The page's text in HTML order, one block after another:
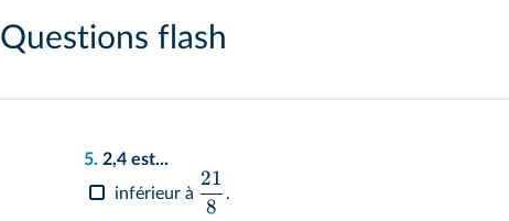
Questions flash
5. 2,4 est...
inférieur à
8
21
.